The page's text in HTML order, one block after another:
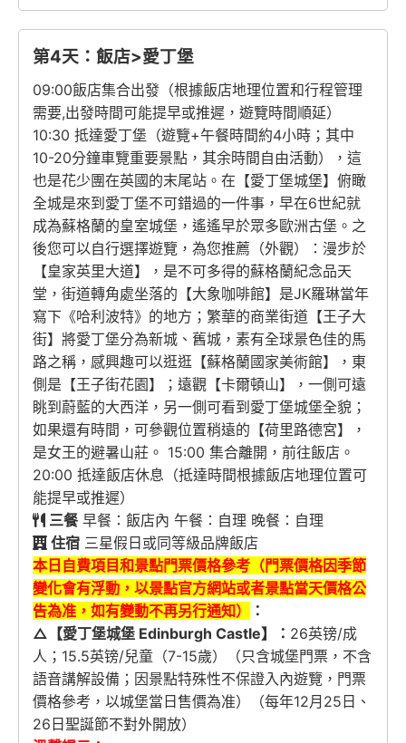
第4天：飯店>愛丁堡
09:00飯店集合出發（根據飯店地理位置和行程管理
需要,出發時間可能提早或推遲，遊覽時間順延）
10:30 抵達愛丁堡（遊覽+午餐時間約4小時；其中
10-20分鐘車覽重要景點，其余時間自由活動），這
也是花少團在英國的末尾站。在【愛丁堡城堡】俯瞰
全城是來到愛丁堡不可錯過的一件事，早在6世紀就
成為蘇格蘭的皇室城堡，遙遙早於眾多歐洲古堡。之
後您可以自行選擇遊覽，為您推薦（外觀）：漫步於
【皇家英里大道】，是不可多得的蘇格蘭紀念品天
堂，街道轉角處坐落的【大象咖啡館】是JK羅琳當年
寫下《哈利波特》的地方；繁華的商業街道【王子大
街】將愛丁堡分為新城、舊城，素有全球景色佳的馬
路之稱，感興趣可以逛逛【蘇格蘭國家美術館】，東
側是【王子街花園】；遠觀【卡爾頓山】，一側可遠
眺到蔚藍的大西洋，另一側可看到愛丁堡城堡全貌；
如果還有時間，可參觀位置稍遠的【荷里路德宮】，
是女王的避暑山莊。 15:00 集合離開，前往飯店。
20:00 抵達飯店休息（抵達時間根據飯店地理位置可
能提早或推遲）
三餐早餐：飯店內 午餐：自理 晚餐：自理
住宿 三星假日或同等級品牌飯店
本日自費項目和景點門票價格參考（門票價格因季節
變化會有浮動，以景點官方網站或者景點當天價格公
告為准， 如有變動不再另行通知）
：
△【愛丁堡城堡 Edinburgh Castle】： 26英镑/成
人；15.5英镑/兒童（7-15歲）（只含城堡門票，不含
語音講解設備；因景點特殊性不保證入內遊覽，門票
價格參考，以城堡當日售價為准）（每年12月25日、
26日聖誕節不對外開放）